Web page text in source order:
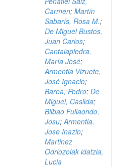
Carmen; Martín
Sabarís, Rosa M.;
De Miguel Bustos,
Juan Carlos;
Cantalapiedra,
María José;
Armentia Vizuete,
José Ignacio;
Barea, Pedro; De
Miguel, Casilda;
Bilbao Fullaondo,
Josu;Armentia,
Jose Inazio;
Martinez
Odriozolak idatzia,
Lucia